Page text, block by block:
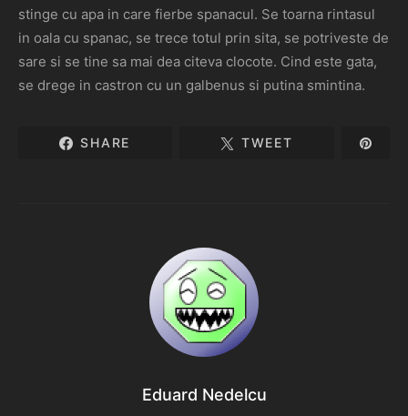
stinge cu apa in care fierbe spanacul. Se toarna rintasul
in oala cu spanac, se trece totul prin sita, se potriveste de
sare si se tine sa mai dea citeva clocote. Cind este gata,
se drege in castron cu un galbenus si putina smintina.
SHARE TWEET
Eduard Nedelcu